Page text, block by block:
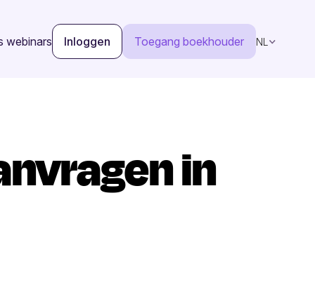
webinars Inloggen Toegang boekhouder NL
in